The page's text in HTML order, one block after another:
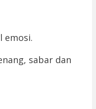
emosi.
sabar dan